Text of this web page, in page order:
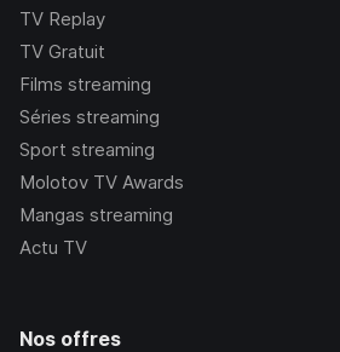
TV Replay
TV Gratuit
Films streaming
Séries streaming
Sport streaming
Molotov TV Awards
Mangas streaming
Actu TV
Nos offres